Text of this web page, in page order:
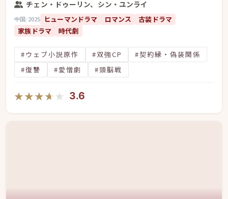
チェン・ドゥーリン、シン・ユンライ
中国/2025 ヒューマンドラマ ロマンス
古装ドラマ
家族ドラマ
時代劇
#ウェブ小説原作 #双強CP
#契約縁・偽装関係
#復讐
#愛憎劇 #頭脳戦
★★★★★
★★★★★ 3.6